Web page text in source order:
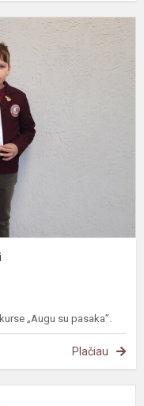
„Augu su pasaka”.
Plačiau